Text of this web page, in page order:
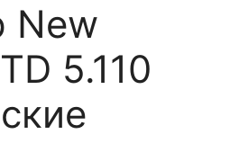
New
5.110